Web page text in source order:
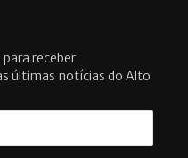
receber
últimas notícias do Alto